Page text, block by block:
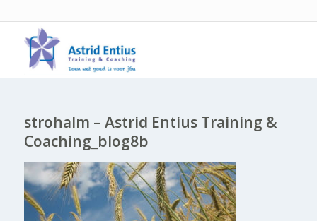
strohalm – Astrid Entius Training &
Coaching_blog8b